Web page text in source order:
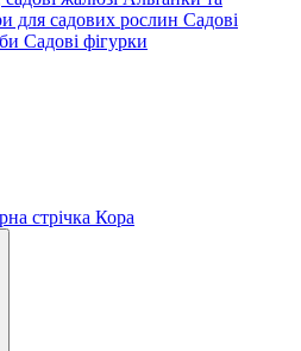
для садових рослин Садові
Садові фігурки
стрічка Кора